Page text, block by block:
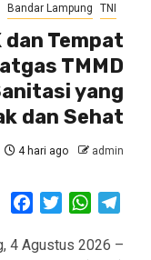
Bandar Lampung TNI
dan Tempat
TMMD
yang
dan Sehat
4 hari ago admin
FacebookTwitter
4 Agustus 2026 –